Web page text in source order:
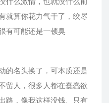
就算你花力气干了，绞尽
有可能还是一顿臭
的名头换了，可本质还是
留人，很多人都在蠢蠢欲
路，像我这样没钱、只有